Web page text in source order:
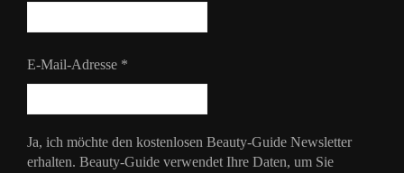
E-Mail-Adresse *
Ja, ich möchte den kostenlosen Beauty-Guide Newsletter
erhalten. Beauty-Guide verwendet Ihre Daten, um Sie